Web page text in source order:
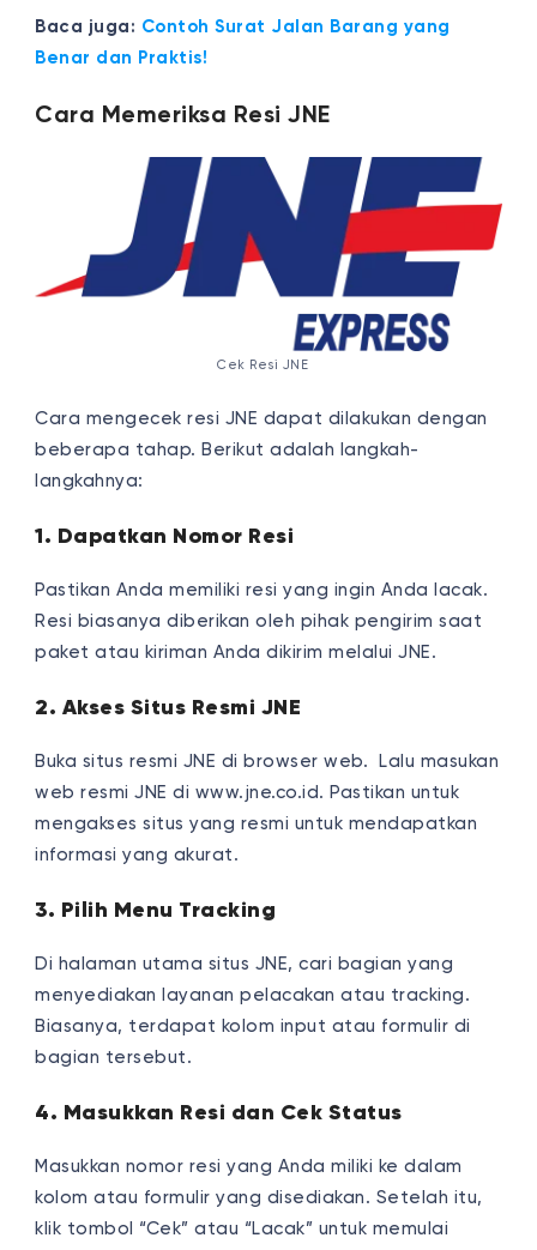
Baca juga: Contoh Surat Jalan Barang yang
Benar dan Praktis!
Cara Memeriksa ResiJNE
Cek Resi JNE
Cara mengecek resi JNE dapat dilakukan dengan
beberapa tahap. Berikut adalah langkah-
langkahnya:
1. Dapatkan Nomor Resi
Pastikan Anda memiliki resi yang ingin Anda lacak.
Resi biasanya diberikan oleh pihak pengirim saat
paket atau kiriman Anda dikirim melalui JNE.
2. Akses Situs Resmi JNE
Buka situs resmi JNE di browser web. Lalu masukan
web resmi JNE di www.jne.co.id. Pastikan untuk
mengakses situs yang resmi untuk mendapatkan
informasi yang akurat.
3. Pilih Menu Tracking
Di halaman utama situs JNE, cari bagian yang
menyediakan layanan pelacakan atau tracking.
Biasanya, terdapat kolom input atau formulir di
bagian tersebut.
4. Masukkan Resi dan Cek Status
Masukkan nomor resi yang Anda miliki ke dalam
kolom atau formulir yang disediakan. Setelah itu,
klik tombol “Cek” atau “Lacak” untuk memulai